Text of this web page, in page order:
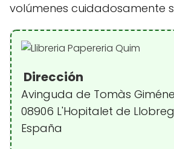
volúmenes cuidadosamente
Dirección
Avinguda de Tomàs
08906 L'Hopitalet de
España